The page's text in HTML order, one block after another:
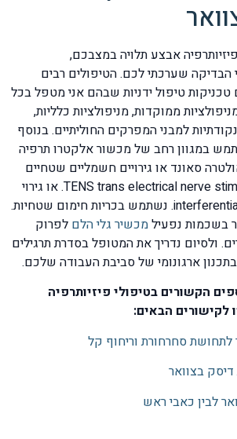
אבצע תלויה במצבכם,
הבדיקה שערכתי לכם. הטיפולים רבים
טכניקות טיפול ידניות שבהם אני מטפל בכל
ממוקדות, מניפולציות כלליות,
למבני המפרקים החוליתיים. בנוסף
במגוון רחב של מכשור אלקטרו תרפיה
סאונד או גירויים חשמליים שטחיים
ועמוקים כגון TENS trans electrical nerve stimulation. או גירוי
זרמים מסוג interferential current. נשתמש בכריות חימום שטחיות.
בשכמות נפעילמכשיר גלי הלם לפרוק
ולסיום נדריך את המטופל בסדרת תרגילים
ארגונומי של סביבת העבודה שלכם.
הקשורים בטיפולי פיזיותרפיה
לקישורים הבאים:
לתחושת סחרחורת וריחוף קל
בצוואר
לבין כאבי ראש